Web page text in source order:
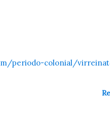
periodo-colonial/